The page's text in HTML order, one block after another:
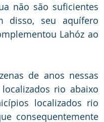
não são suficientes
disso, seu aquífero
Lahóz ao
de anos nessas
rio abaixo
localizados rio
consequentemente